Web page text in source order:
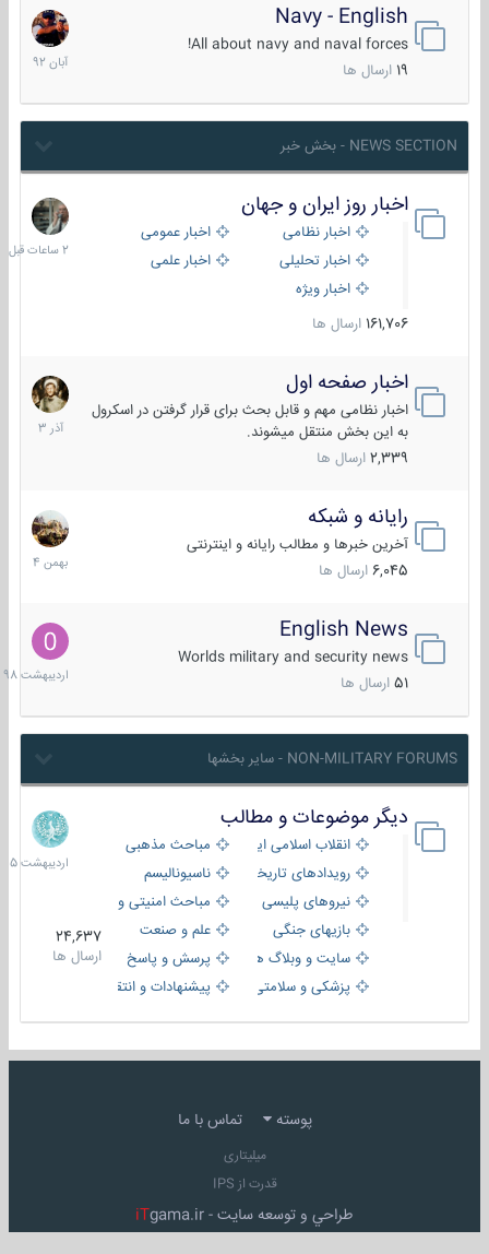
Navy - English
All about navy and naval forces!
ارسال ها
22
آبان
1392
NEWS SECTION - بخش خبر
اخبار روز ایران و جهان
اخبار نظامی
اخبار عمومی
اخبار تحلیلی
اخبار علمی
اخبار ویژه
161,706 ارسال ها
2
ساعات
قبل
اخبار صفحه اول
اخبار نظامی مهم و قابل بحث برای قرار گرفتن در اسکرول
به این بخش منتقل میشوند.
2,339 ارسال ها
7
آذر
1403
رایانه و شبکه
آخرین خبرها و مطالب رایانه و اینترنتی
6,045 ارسال ها
30
بهمن
1404
English News
Worlds military and security news
51 ارسال ها
10
1398
NON-MILITARY FORUMS - سایر بخشها
دیگر موضوعات و مطالب
انقلاب اسلامی ایران
مباحث مذهبی
رویدادهای تاریخی و مذهبیناسیونالیسم
نیروهای پلیسی
مباحث امنیتی و اطلاعاتی
بازیهای جنگی
علم و صنعت
سایت و وبلاگ ها
پرسش و پاسخ
پزشکی و سلامتی
پیشنهادات و انتقادات
24,637
ارسال ها
8
1405
پوسته تماس با ما
میلیتاری
قدرت از IPS
طراحي و توسعه سايت - iTgama.ir